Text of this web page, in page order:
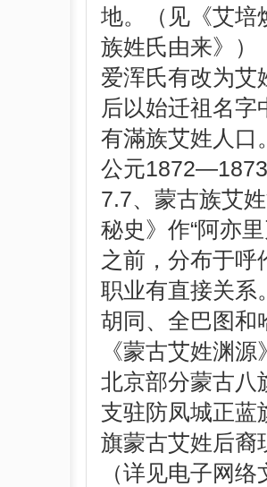
地。（见《艾培
族姓氏由来》
爱浑氏有改为艾
后以始迁祖名
有滿族艾姓人口
公元
7.7、蒙古族艾
秘史》作“阿亦
之前，分布于呼
职业有直接关系
胡同、全巴图和
《蒙古艾姓渊
北京部分蒙古八
支驻防凤城正蓝
旗蒙古艾姓后裔
（详见电子网